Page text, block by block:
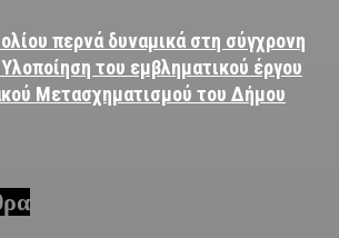
περνά δυναμικά στη σύγχρονη
του εμβληματικού έργου
Μετασχηματισμού του Δήμου